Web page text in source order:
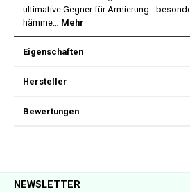
ultimative Gegner für Armierung -
hämme… Mehr
Eigenschaften
Hersteller
Bewertungen
NEWSLETTER